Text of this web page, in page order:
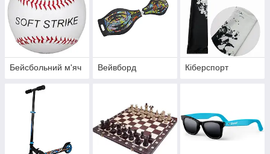
Бейсбольний м'яч Вейвборд Кіберспорт